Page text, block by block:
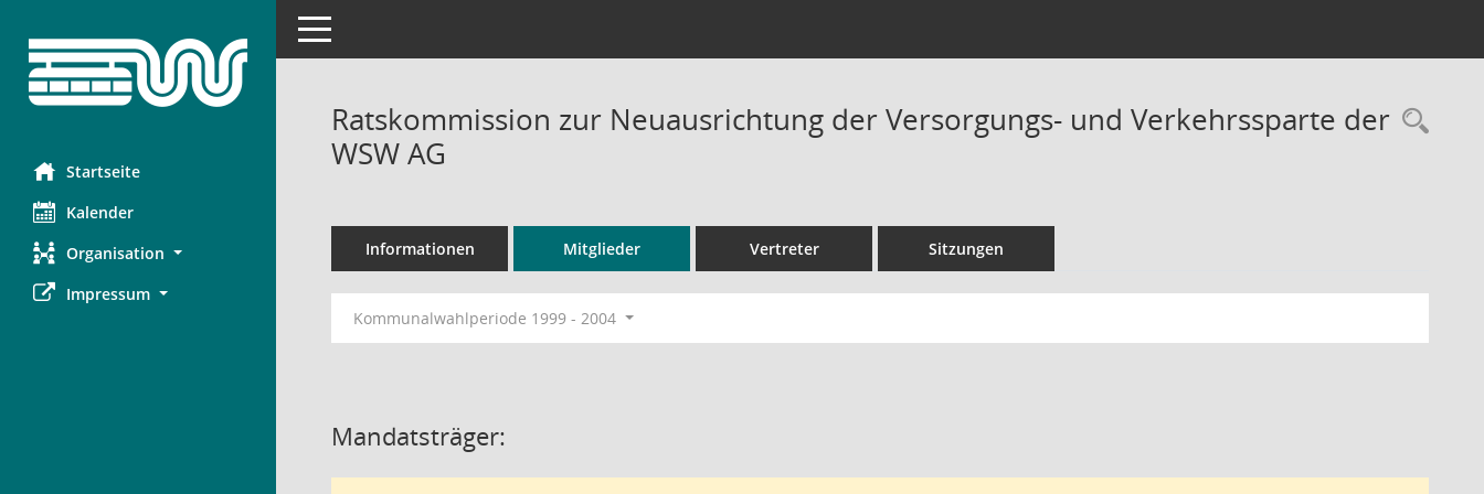
Startseite
Kalender
Organisation
Impressum
Toggle navigation
Ratskommission zur Neuausrichtung der Versorgungs- und Verkehrssparte der
WSW AG
Informationen Mitglieder Vertreter Sitzungen
Kommunalwahlperiode 1999 - 2004
Mandatsträger: